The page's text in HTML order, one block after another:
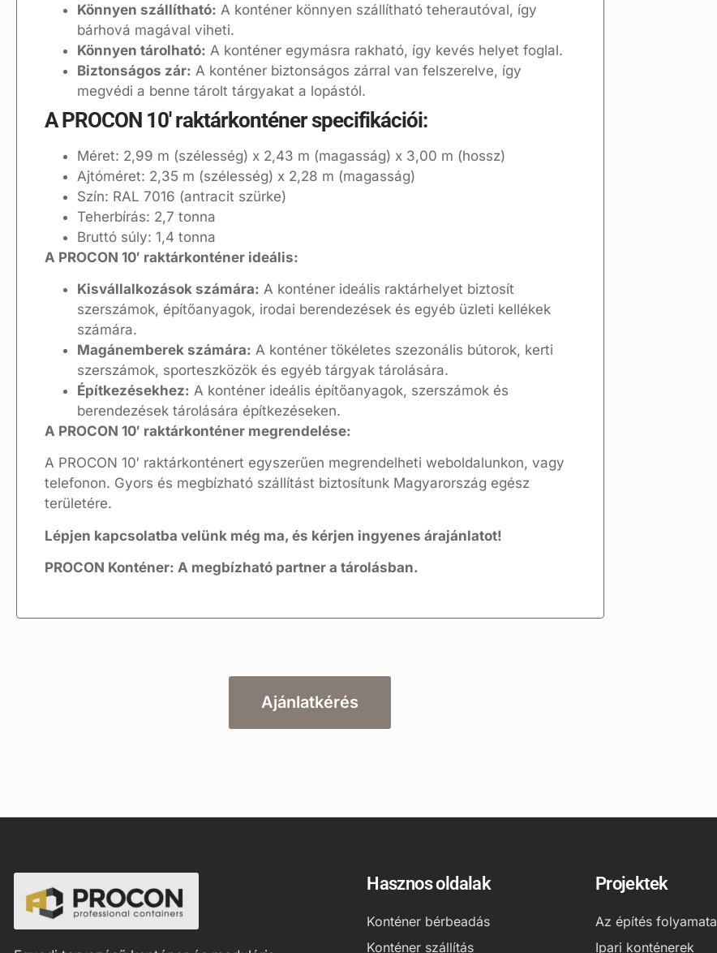
Könnyen szállítható: A konténer könnyen szállítható teherautóval, így
bárhová magával viheti.
Könnyen tárolható: A konténer egymásra rakható, így kevés helyet foglal.
Biztonságos zár: A konténer biztonságos zárral van felszerelve, így
megvédi a benne tárolt tárgyakat a lopástól.
A PROCON 10′ raktárkonténer specifikációi:
Méret: 2,99 m (szélesség) x 2,43 m (magasság) x 3,00 m (hossz)
Ajtóméret: 2,35 m (szélesség) x 2,28 m (magasság)
Szín: RAL 7016 (antracit szürke)
Teherbírás: 2,7 tonna
Bruttó súly: 1,4 tonna
A PROCON 10′ raktárkonténer ideális:
Kisvállalkozások számára: A konténer ideális raktárhelyet biztosít
szerszámok, építőanyagok, irodai berendezések és egyéb üzleti kellékek
számára.
Magánemberek számára: A konténer tökéletes szezonális bútorok, kerti
szerszámok, sporteszközök és egyéb tárgyak tárolására.
Építkezésekhez: A konténer ideális építőanyagok, szerszámok és
berendezések tárolására építkezéseken.
A PROCON 10′ raktárkonténer megrendelése:
A PROCON 10′ raktárkonténert egyszerűen megrendelheti weboldalunkon, vagy
telefonon. Gyors és megbízható szállítást biztosítunk Magyarország egész
területére.
Lépjen kapcsolatba velünk még ma, és kérjen ingyenes árajánlatot!
PROCON Konténer: A megbízható partner a tárolásban.
Ajánlatkérés
Hasznos oldalak
Konténer bérbeadás
Konténer szállítás
Projektek
Az építés folyamata
Ipari konténerek